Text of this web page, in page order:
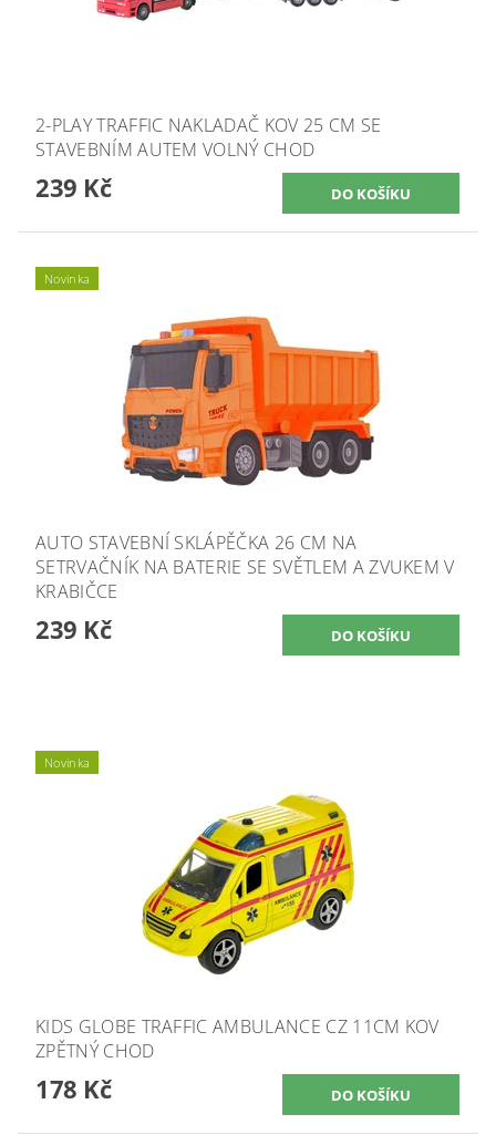
2-PLAY TRAFFIC NAKLADAČ KOV 25 CM SE
STAVEBNÍM AUTEM VOLNÝ CHOD
239 Kč
Novinka
AUTO STAVEBNÍ SKLÁPĚČKA 26 CM NA
SETRVAČNÍK NA BATERIE SE SVĚTLEM A ZVUKEM V
KRABIČCE
239 Kč
Novinka
KIDS GLOBE TRAFFIC AMBULANCE CZ 11CM KOV
ZPĚTNÝ CHOD
178 Kč